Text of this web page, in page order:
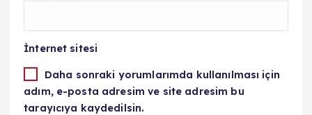
İnternet sitesi
Daha sonraki yorumlarımda kullanılması için
adım, e-posta adresim ve site adresim bu
tarayıcıya kaydedilsin.